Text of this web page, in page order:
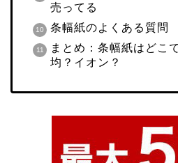
売ってる
条幅紙のよくある質問
まとめ：条幅紙はどこ
均？イオン？